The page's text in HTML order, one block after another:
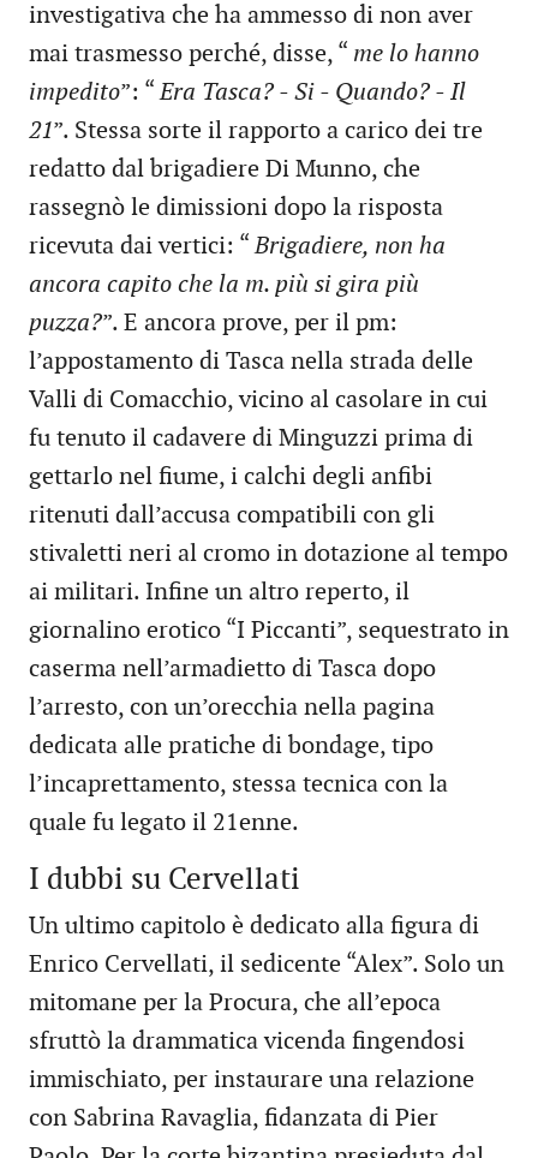
investigativa che ha ammesso di non aver
mai trasmesso perché, disse, “ me lo hanno
impedito”: “Era Tasca? - Si - Quando? - Il
21”. Stessa sorte il rapporto a carico dei tre
redatto dal brigadiere Di Munno, che
rassegnò le dimissioni dopo la risposta
ricevuta dai vertici: “Brigadiere, non ha
ancora capito che la m. più si gira più
puzza?”. E ancora prove, per il pm:
l’appostamento di Tasca nella strada delle
Valli di Comacchio, vicino al casolare in cui
fu tenuto il cadavere di Minguzzi prima di
gettarlo nel fiume, i calchi degli anfibi
ritenuti dall’accusa compatibili con gli
stivaletti neri al cromo in dotazione al tempo
ai militari. Infine un altro reperto, il
giornalino erotico “I Piccanti”, sequestrato in
caserma nell’armadietto di Tasca dopo
l’arresto, con un’orecchia nella pagina
dedicata alle pratiche di bondage, tipo
l’incaprettamento, stessa tecnica con la
quale fu legato il 21enne.
I dubbi su Cervellati
Un ultimo capitolo è dedicato alla figura di
Enrico Cervellati, il sedicente “Alex”. Solo un
mitomane per la Procura, che all’epoca
sfruttò la drammatica vicenda fingendosi
immischiato, per instaurare una relazione
con Sabrina Ravaglia, fidanzata di Pier